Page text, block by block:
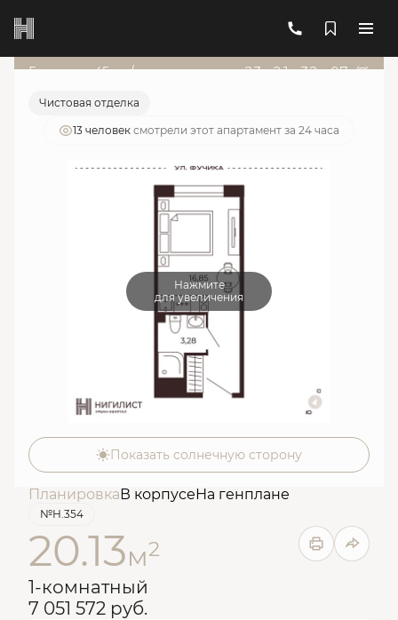
1-комнатный 7 051 572 руб.
Ипотека
Гарант от 45т.р./мес 23д:21ч:32м:07с
Чистовая отделка
13 человек смотрели этот апартамент за 24 часа
Нажмите
для увеличения
Показать солнечную сторону
ПланировкаВ корпусеНа генплане
№Н.354
20.13м2
1-комнатный
7 051 572 руб.